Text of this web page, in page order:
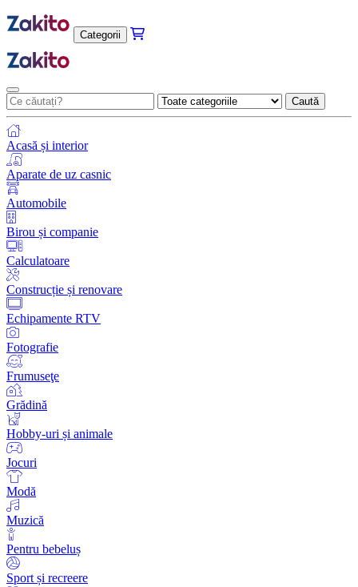
Categorii
Caută
Acasă și interior
Aparate de uz casnic
Automobile
Birou și companie
Calculatoare
Construcție și renovare
Echipamente RTV
Fotografie
Frumuseţe
Grădină
Hobby-uri și animale
Jocuri
Modă
Muzică
Pentru bebeluș
Sport și recreere